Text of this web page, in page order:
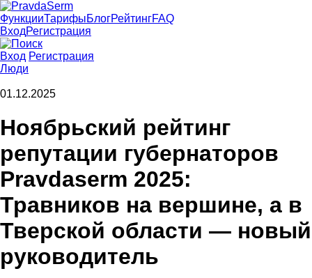
ФункцииТарифыБлогРейтингFAQ
ВходРегистрация
Вход Регистрация
Люди
01.12.2025
Ноябрьский рейтинг
репутации губернаторов
Pravdaserm 2025:
Травников на вершине, а в
Тверской области — новый
руководитель